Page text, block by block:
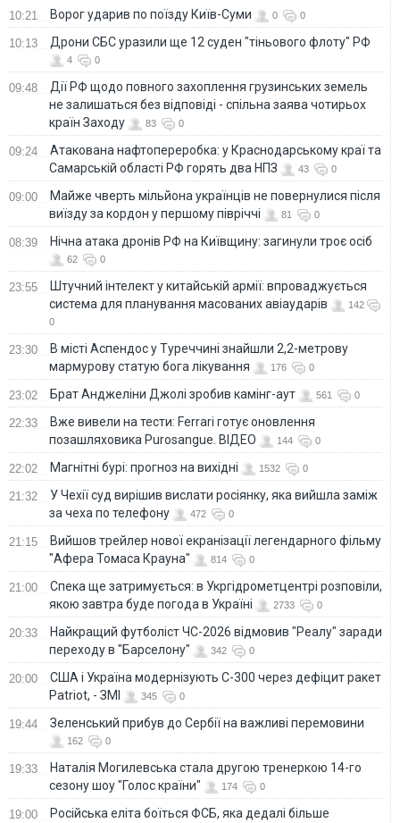
10:21 Ворог ударив по поїзду Київ-Суми 0 0
10:13 Дрони СБС уразили ще 12 суден "тіньового флоту" РФ
4 0
09:48
Дії РФ щодо повного захоплення грузинських земель
не залишаться без відповіді - спільна заява чотирьох
країн Заходу
83 0
09:24
Атакована нафтопереробка: у Краснодарському краї та
Самарській області РФ горять два НПЗ
43 0
09:00
Майже чверть мільйона українців не повернулися після
виїзду за кордон у першому півріччі
81 0
08:39 Нічна атака дронів РФ на Київщину: загинули троє осіб
62 0
23:55
Штучний інтелект у китайській армії: впроваджується
система для планування масованих авіаударів
142
0
23:30
В місті Аспендос у Туреччині знайшли 2,2-метрову
мармурову статую бога лікування
176 0
23:02 Брат Анджеліни Джолі зробив камінг-аут 561 0
22:33
Вже вивели на тести: Ferrari готує оновлення
позашляховика Purosangue. ВІДЕО
144 0
22:02 Магнітні бурі: прогноз на вихідні 1532 0
21:32
У Чехії суд вирішив вислати росіянку, яка вийшла заміж
за чеха по телефону
472 0
21:15
Вийшов трейлер нової екранізації легендарного фільму
"Афера Томаса Крауна"
814 0
21:00
Спека ще затримується: в Укргідрометцентрі розповіли,
якою завтра буде погода в Україні
2733 0
20:33
Найкращий футболіст ЧС-2026 відмовив "Реалу" заради
переходу в "Барселону"
342 0
20:00
США і Україна модернізують С-300 через дефіцит ракет
Patriot, - ЗМІ
345 0
19:44 Зеленський прибув до Сербії на важливі перемовини
162 0
19:33
Наталія Могилевська стала другою тренеркою 14-го
сезону шоу "Голос країни"
174 0
19:00
Російська еліта боїться ФСБ, яка дедалі більше